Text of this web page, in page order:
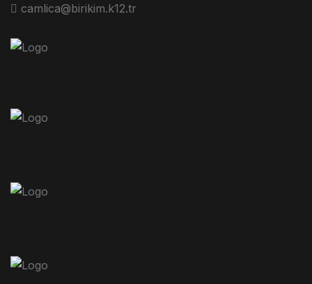
camlica@birikim.k12.tr